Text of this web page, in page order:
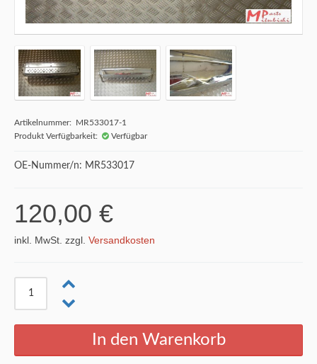
Artikelnummer: MR533017-1
Produkt Verfügbarkeit:
Verfügbar
OE-Nummer/n: MR533017
120,00 €
inkl. MwSt. zzgl. Versandkosten